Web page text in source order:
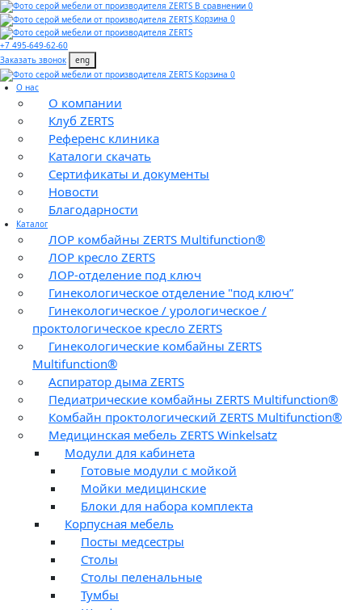
В сравнении 0
Корзина 0
+7 495-649-62-60
Заказать звонок
eng
Корзина 0
О нас
О компании
Клуб ZERTS
Референс клиника
Каталоги скачать
Сертификаты и документы
Новости
Благодарности
Каталог
ЛОР комбайны ZERTS Multifunction®
ЛОР кресло ZERTS
ЛОР-отделение под ключ
Гинекологическое отделение "под ключ”
Гинекологическое / урологическое /
проктологическое кресло ZERTS
Гинекологические комбайны ZERTS
Multifunction®
Аспиратор дыма ZERTS
Педиатрические комбайны ZERTS Multifunction®
Комбайн проктологический ZERTS Multifunction®
Медицинская мебель ZERTS Winkelsatz
Модули для кабинета
Готовые модули с мойкой
Мойки медицинские
Блоки для набора комплекта
Корпусная мебель
Посты медсестры
Столы
Столы пеленальные
Тумбы